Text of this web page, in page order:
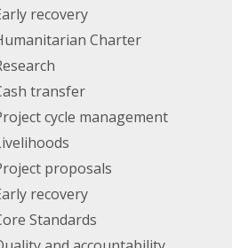
recovery
Charter
transfer
cycle management
proposals
recovery
Standards